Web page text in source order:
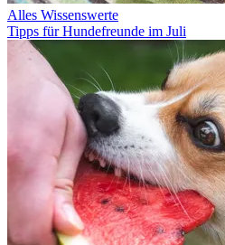
Alles Wissenswerte
Tipps für Hundefreunde im Juli